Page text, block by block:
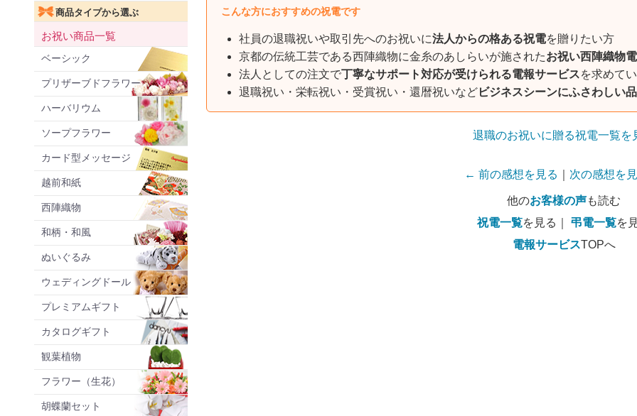
商品タイプから選ぶ
お祝い商品一覧
ベーシック
プリザーブドフラワー
ハーバリウム
ソープフラワー
カード型メッセージ
越前和紙
西陣織物
和柄・和風
ぬいぐるみ
ウェディングドール
プレミアムギフト
カタログギフト
観葉植物
フラワー（生花）
胡蝶蘭セット
こんな方におすすめの祝電です
社員の退職祝いや取引先へのお祝いに法人からの格ある祝電を贈りたい方
京都の伝統工芸である西陣織物に金糸のあしらいが施されたお祝い西陣織物
法人としての注文で丁寧なサポート対応が受けられる電報サービスを求めて
退職祝い・栄転祝い・受賞祝い・還暦祝いなどビジネスシーンにふさわしい
退職のお祝いに贈る祝電一覧を
← 前の感想を見る 次の感想を
他のお客様の声も読む
祝電一覧を見る｜ 弔電一覧を
電報サービスTOPへ